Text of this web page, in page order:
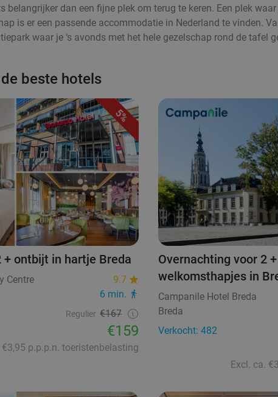
belangrijker dan een fijne plek om terug te keren. Een plek
is er een passende accommodatie in Nederland te vinden.
waar je ‘s avonds met het hele gezelschap rond de
beste hotels
5%
+ ontbijt in hartje Breda
Centre
9.7
6 min.
Regulier €167
€159
€3,95 p.p.p.n. toeristenbelasting
Overnachting voor 2
welkomsthapjes in
Campanile Hotel Breda
Breda
Verkocht: 482
Excl. ca.